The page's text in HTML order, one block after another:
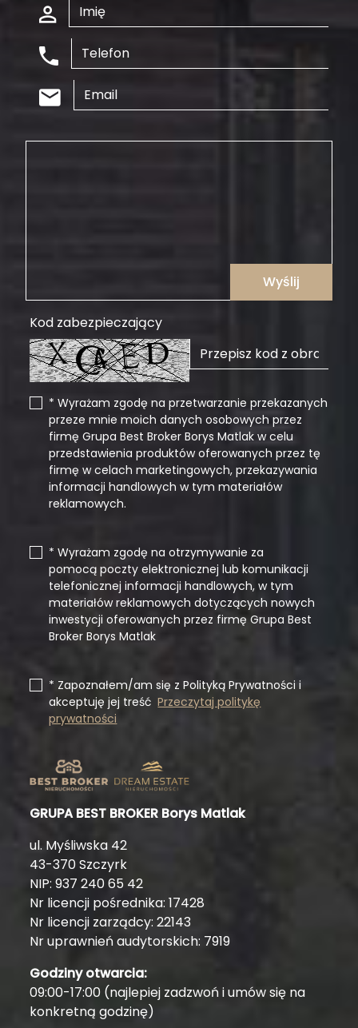
GRUPA BEST BROKER Borys Matlak
ul. Myśliwska 42
43-370 Szczyrk
NIP: 937 240 65 42
Nr licencji pośrednika: 17428
Nr licencji zarządcy: 22143
Nr uprawnień audytorskich: 7919
Godziny otwarcia:
09:00-17:00 (najlepiej zadzwoń i umów się na
konkretną godzinę)
Wyślij
Kod zabezpieczający
* Wyrażam zgodę na przetwarzanie przekazanych
przeze mnie moich danych osobowych przez
firmę Grupa Best Broker Borys Matlak w celu
przedstawienia produktów oferowanych przez tę
firmę w celach marketingowych, przekazywania
informacji handlowych w tym materiałów
reklamowych.
* Wyrażam zgodę na otrzymywanie za
pomocą poczty elektronicznej lub komunikacji
telefonicznej informacji handlowych, w tym
materiałów reklamowych dotyczących nowych
inwestycji oferowanych przez firmę Grupa Best
Broker Borys Matlak
* Zapoznałem/am się z Polityką Prywatności i
akceptuję jej treść Przeczytaj politykę
prywatności